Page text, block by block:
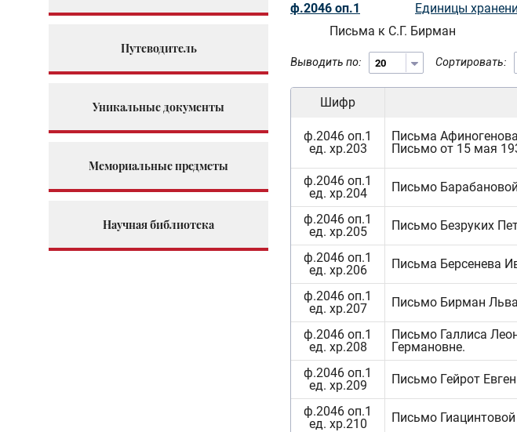
Путеводитель
Уникальные документы
Мемориальные предметы
Научная библиотека
ф.2046 оп.1 Единицы
Письма к С.Г. Бирман
Выводить по: Сортировать:
Шифр
ф.2046 оп.1
ед. хр.203
Письма
Письмо от 15 мая
ф.2046 оп.1
ед. хр.204
Письмо
ф.2046 оп.1
ед. хр.205
Письмо Безруких
ф.2046 оп.1
ед. хр.206
Письма Берсенева
ф.2046 оп.1
ед. хр.207
Письмо Бирман
ф.2046 оп.1
ед. хр.208
Письмо Галлиса
Германовне.
ф.2046 оп.1
ед. хр.209
Письмо Гейрот
ф.2046 оп.1
ед. хр.210
Письмо